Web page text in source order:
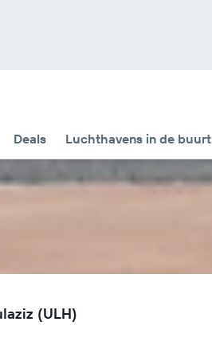
Deals Luchthavens in de buurt
(ULH)